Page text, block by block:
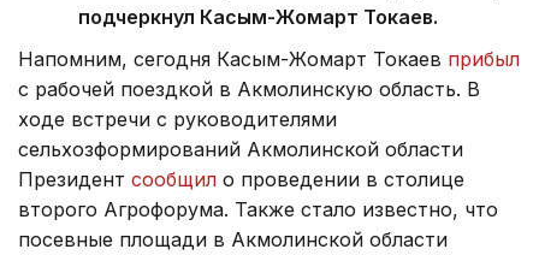
подчеркнул Касым-Жомарт Токаев.
Напомним, сегодня Касым-Жомарт Токаев прибыл
с рабочей поездкой в Акмолинскую область. В
ходе встречи с руководителями
сельхозформирований Акмолинской области
Президент сообщил о проведении в столице
второго Агрофорума. Также стало известно, что
посевные площади в Акмолинской области